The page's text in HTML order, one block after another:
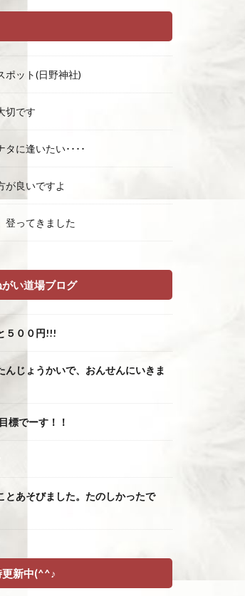
ポット(日野神社)
切です
タに逢いたい････
が良いですよ
登ってきました
い道場ブログ
５００円!!!
んじょうかいで、おんせんにいきま
標でーす！！
とあそびました。たのしかったで
新中(^^♪